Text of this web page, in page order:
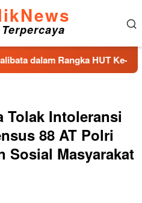
HUT Ke-40 PPAL
Tolak Intoleransi
88 AT Polri
Sosial Masyarakat